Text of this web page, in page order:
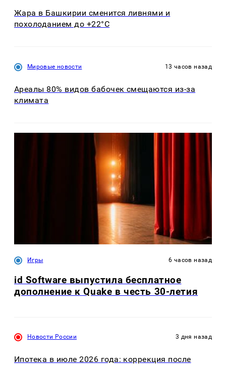
Жара в Башкирии сменится ливнями и
похолоданием до +22°C
Мировые новости 13 часов назад
Ареалы 80% видов бабочек смещаются из-за
климата
Игры 6 часов назад
id Software выпустила бесплатное
дополнение к Quake в честь 30-летия
Новости России 3 дня назад
Ипотека в июле 2026 года: коррекция после